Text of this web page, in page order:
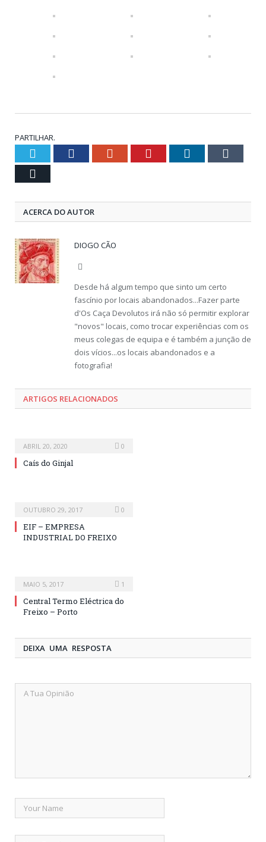
PARTILHAR.
Twitter Facebook Google+ Pinterest LinkedIn
ACERCA DO AUTOR
DIOGO CÃO
Desde há algum tempo que sinto um certo
fascínio por locais abandonados...Fazer parte
d'Os Caça Devolutos irá não só permitir explorar
"novos" locais, como trocar experiências com os
meus colegas de equipa e é também a junção de
dois vícios...os locais abandonados e a
fotografia!
ARTIGOS RELACIONADOS
ABRIL 20, 2020 0
Caís do Ginjal
OUTUBRO 29, 2017 0
EIF – EMPRESA
INDUSTRIAL DO FREIXO
MAIO 5, 2017 1
Central Termo Eléctrica do
Freixo – Porto
DEIXA UMA RESPOSTA